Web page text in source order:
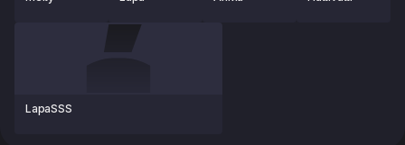
LapaSSS